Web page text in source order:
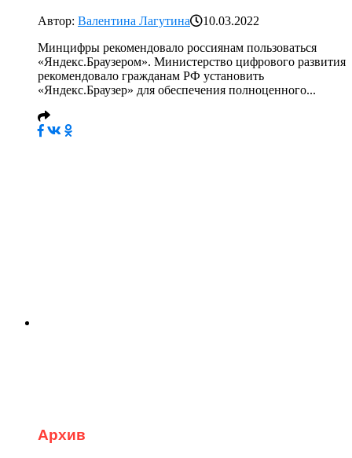
Автор: Валентина Лагутина
10.03.2022
Минцифры рекомендовало россиянам пользоваться
«Яндекс.Браузером». Министерство цифрового развития
рекомендовало гражданам РФ установить
«Яндекс.Браузер» для обеспечения полноценного...
Архив